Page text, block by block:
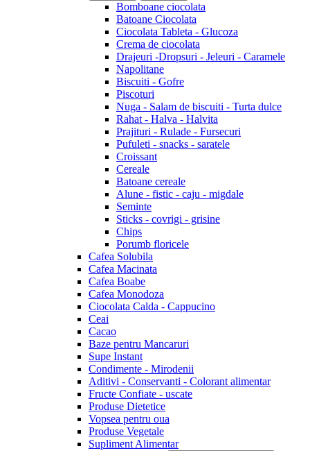
Bomboane ciocolata
Batoane Ciocolata
Ciocolata Tableta - Glucoza
Crema de ciocolata
Drajeuri -Dropsuri - Jeleuri - Caramele
Napolitane
Biscuiti - Gofre
Piscoturi
Nuga - Salam de biscuiti - Turta dulce
Rahat - Halva - Halvita
Prajituri - Rulade - Fursecuri
Pufuleti - snacks - saratele
Croissant
Cereale
Batoane cereale
Alune - fistic - caju - migdale
Seminte
Sticks - covrigi - grisine
Chips
Porumb floricele
Cafea Solubila
Cafea Macinata
Cafea Boabe
Cafea Monodoza
Ciocolata Calda - Cappucino
Ceai
Cacao
Baze pentru Mancaruri
Supe Instant
Condimente - Mirodenii
Aditivi - Conservanti - Colorant alimentar
Fructe Confiate - uscate
Produse Dietetice
Vopsea pentru oua
Produse Vegetale
Supliment Alimentar